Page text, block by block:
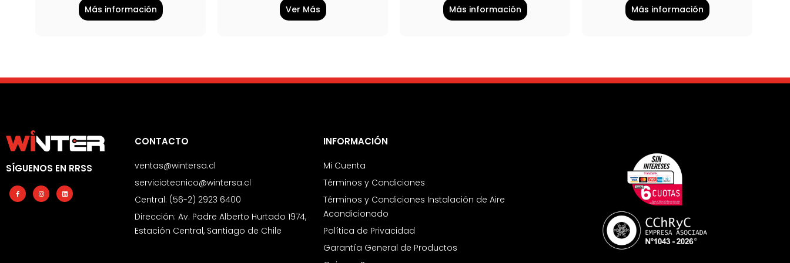
Más información Ver Más Más información Más información
SÍGUENOS EN RRSS
Facebook-
f
InstagramLinkedin
CONTACTO
ventas@wintersa.cl
serviciotecnico@wintersa.cl
Central: (56-2) 2923 6400
Dirección: Av. Padre Alberto Hurtado 1974,
Estación Central, Santiago de Chile
INFORMACIÓN
Mi Cuenta
Términos y Condiciones
Términos y Condiciones Instalación de Aire
Acondicionado
Política de Privacidad
Garantía General de Productos